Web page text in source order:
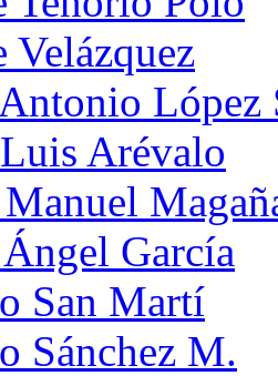
Velázquez
López
Arévalo
García
San Martí
Sánchez M.